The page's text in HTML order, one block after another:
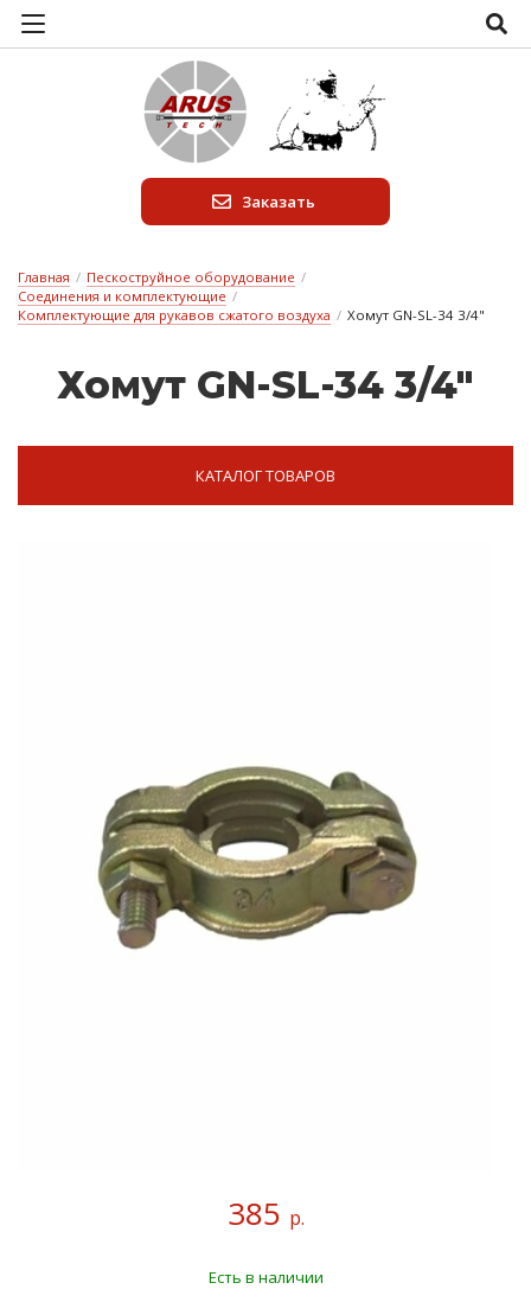
Заказать
Главная / Пескоструйное оборудование /
Соединения и комплектующие /
Комплектующие для рукавов сжатого воздуха / Хомут GN-SL-34 3/4"
Хо­мут GN-SL-34 3/4"
КАТАЛОГ ТОВАРОВ
385 р.
Есть в наличии